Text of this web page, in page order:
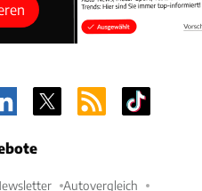
Autovergleich